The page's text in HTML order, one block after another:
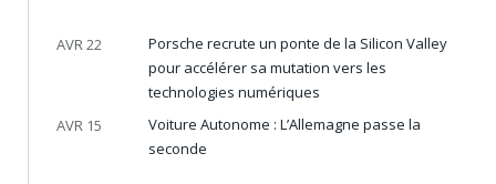
AVR 22
Porsche recrute un ponte de la Silicon Valley
pour accélérer sa mutation vers les
technologies numériques
AVR 15
Voiture Autonome : L’Allemagne passe la
seconde